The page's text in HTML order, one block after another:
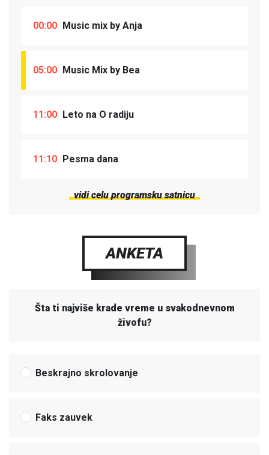
00:00 Music mix by Anja
05:00 Music Mix by Bea
11:00 Leto na O radiju
11:10 Pesma dana
vidi celu programsku satnicu
ANKETA
Šta ti najviše krade vreme u svakodnevnom
živofu?
Beskrajno skrolovanje
Faks zauvek